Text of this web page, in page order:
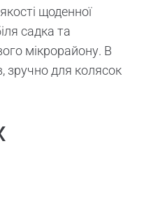
щоденної
садка та
мікрорайону. В
зручно для колясок